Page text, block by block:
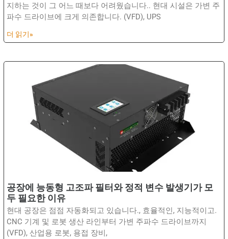
지하는 것이 그 어느 때보다 어려웠습니다.. 현대 시설은 가변 주
파수 드라이브에 크게 의존합니다. (VFD), UPS
더 읽기»
공장에 능동형 고조파 필터와 정적 변수 발생기가 모
두 필요한 이유
현대 공장은 점점 자동화되고 있습니다., 효율적인, 지능적이고.
CNC 기계 및 로봇 생산 라인부터 가변 주파수 드라이브까지
(VFD), 산업용 로봇, 용접 장비,